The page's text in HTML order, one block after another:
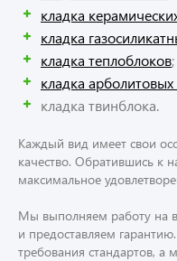
кладка
кладка
кладка теплоблоков;
кладка
кладка твинблока.
Каждый вид имеет свои
качество. Обратившись к
максимальное
Мы выполняем работу на
и предоставляем
требования стандартов, а